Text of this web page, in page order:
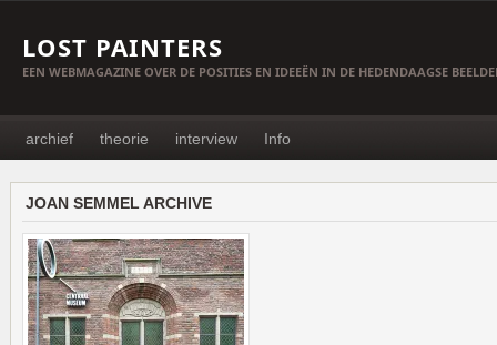
LOST PAINTERS
EEN WEBMAGAZINE OVER DE POSITIES EN IDEEËN IN DE HEDENDAAGSE
archief theorie interview Info
JOAN SEMMEL ARCHIVE